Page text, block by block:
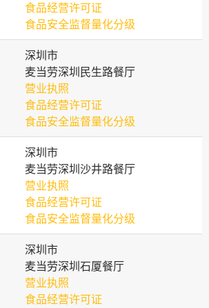
食品经营许可证
食品安全监督量化分级
深圳市
麦当劳深圳民生路餐厅
营业执照
食品经营许可证
食品安全监督量化分级
深圳市
麦当劳深圳沙井路餐厅
营业执照
食品经营许可证
食品安全监督量化分级
深圳市
麦当劳深圳石厦餐厅
营业执照
食品经营许可证